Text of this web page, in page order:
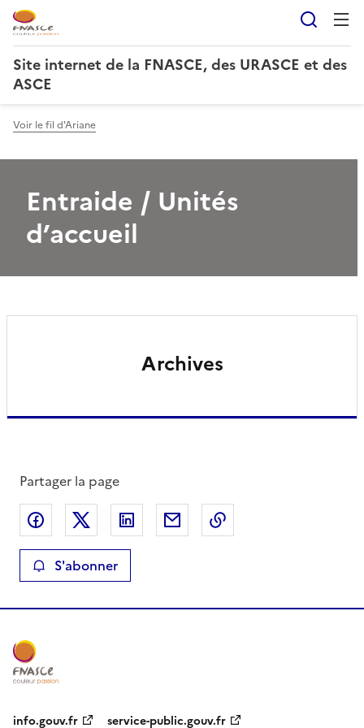
Site internet de la FNASCE, des URASCE et des
ASCE
Voir le fil d'Ariane
Entraide / Unités
d’accueil
Archives
Partager la page
Partager sur Facebook
Partager sur XPartager sur LinkedIn
Partager par email
S'abonner
info.gouv.fr service-public.gouv.fr